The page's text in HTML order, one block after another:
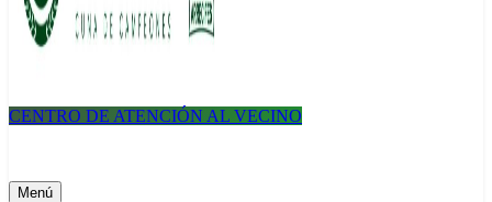
CENTRO DE ATENCIÓN AL VECINO
Menú